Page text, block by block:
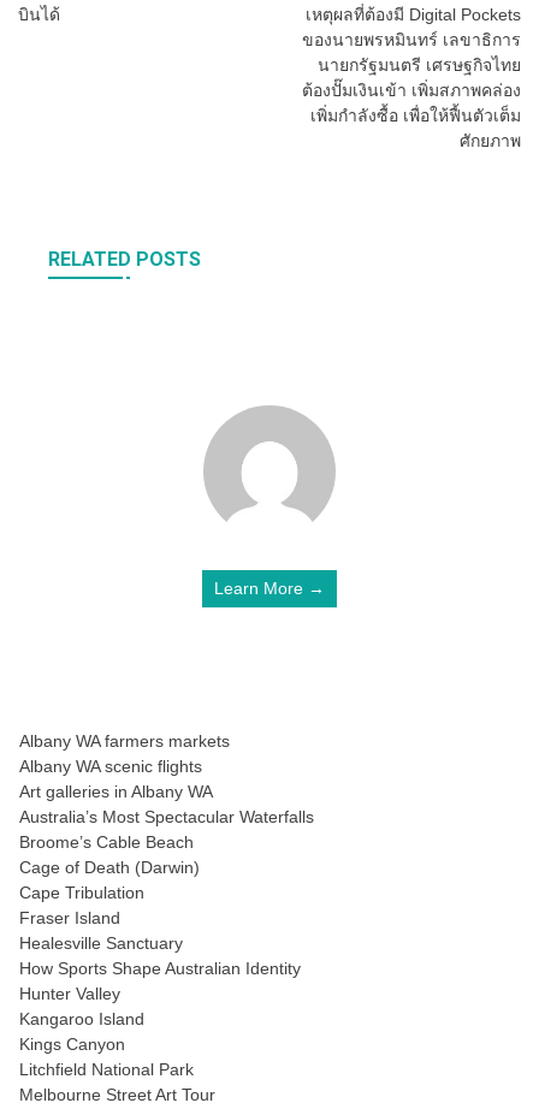
บินได้
เหตุผลที่ต้องมี Digital Pockets
ของนายพรหมินทร์ เลขาธิการ
นายกรัฐมนตรี เศรษฐกิจไทย
ต้องปั๊มเงินเข้า เพิ่มสภาพคล่อง
เพิ่มกำลังซื้อ เพื่อให้ฟื้นตัวเต็ม
ศักยภาพ
RELATED POSTS
Learn More →
Albany WA farmers markets
Albany WA scenic flights
Art galleries in Albany WA
Australia’s Most Spectacular Waterfalls
Broome’s Cable Beach
Cage of Death (Darwin)
Cape Tribulation
Fraser Island
Healesville Sanctuary
How Sports Shape Australian Identity
Hunter Valley
Kangaroo Island
Kings Canyon
Litchfield National Park
Melbourne Street Art Tour